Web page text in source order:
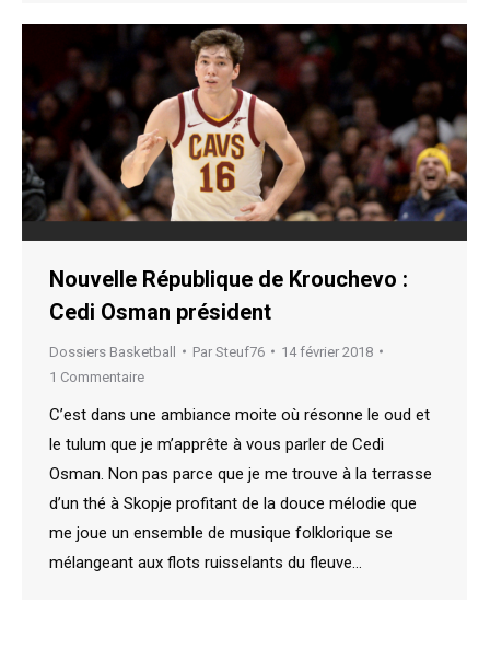
Nouvelle République de Krouchevo :
Cedi Osman président
Dossiers Basketball Par Steuf76
14 février 2018
1 Commentaire
C’est dans une ambiance moite où résonne le oud et
le tulum que je m’apprête à vous parler de Cedi
Osman. Non pas parce que je me trouve à la terrasse
d’un thé à Skopje profitant de la douce mélodie que
me joue un ensemble de musique folklorique se
mélangeant aux flots ruisselants du fleuve…